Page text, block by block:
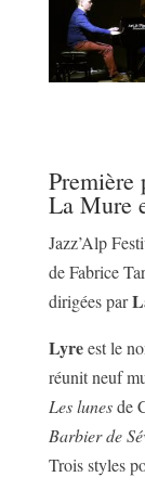
Première
La Mure
Jazz’Alp
de Fabrice
dirigées par
Lyreest le
réunit neuf
Les lunesde
Barbier de
Trois styles